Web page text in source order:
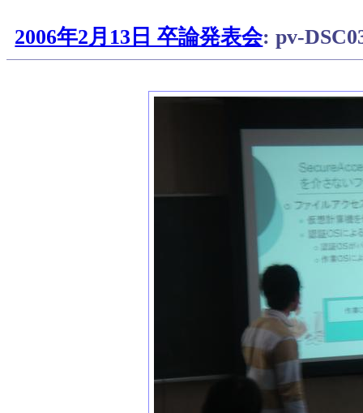
2006年2月13日 卒論発表会: pv-